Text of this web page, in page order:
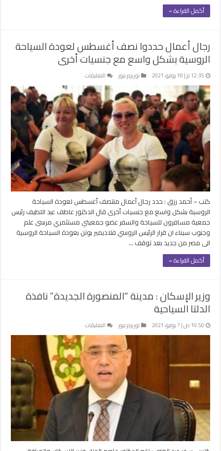
أكمل القراءة »
رجال أعمال حددوا نصف أغسطس لعودة السياحة
الروسية بشكل واسع مع جنسيات أخرى
12:35 م | 10 يوليو، 2021 توريزم نيوز التعليقات
رجال
أعمال
حددوا
نصف
أغسطس
لعودة
السياحة
الروسية
بشكل
واسع
مع
جنسيات
أخرى
مغلقة
كتب – أحمد رزق : حدد رجال ٱعمال منتصف ٱغسطس لعودة السياحة
الروسية بشكل واسع مع جنسيات ٱخرى قال الدكتور عاطف عبد اللطيف رئيس
جمعية مسافرون للسياحة والسفر عضو جمعيتي مستثمري مرسى علم
وجنوب سيناء ان قرار الرئيس الروسي فلاديمير بوتن بعودة السياحة الروسية
الى مصر من جديد بعد توقف …
أكمل القراءة »
وزير الإسكان : مدينة “المنصورة الجديدة” نافذة
الدلتا السياحية
10:50 ص | 7 يوليو، 2021 توريزم نيوز التعليقات
وزير
الإسكان
:
مدينة
“المنصورة
الجديدة”
نافذة